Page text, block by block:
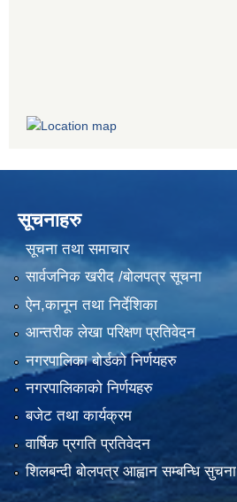
सूचनाहरु
सूचना तथा समाचार
सार्वजनिक खरीद /बोलपत्र सूचना
ऐन,कानून तथा निर्देशिका
आन्तरीक लेखा परिक्षण प्रतिवेदन
नगरपालिका बोर्डको निर्णयहरु
नगरपालिकाको निर्णयहरु
बजेट तथा कार्यक्रम
वार्षिक प्रगति प्रतिवेदन
शिलबन्दी बोलपत्र आह्वान सम्बन्धि सुचना